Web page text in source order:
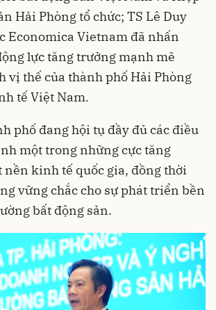
Hải Phòng tổ chức; TS Lê Duy
Economica Vietnam đã nhấn
lực tăng trưởng mạnh mẽ
vị thế của thành phố Hải Phòng
tế Việt Nam.
phố đang hội tụ đầy đủ các điều
một trong những cực tăng
nền kinh tế quốc gia, đồng thời
vững chắc cho sự phát triển bền
bất động sản.